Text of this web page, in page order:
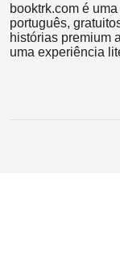
booktrk.com é
português,
histórias premium
uma experiência